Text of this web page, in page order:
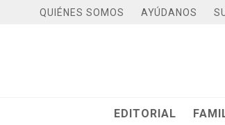
QUIÉNES SOMOS AYÚDANOS
EDITORIAL